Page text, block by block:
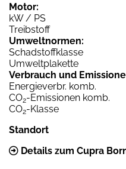
Motor:
kW / PS
Treibstoff
Umweltnormen:
Schadstoffklasse
Umweltplakette
Verbrauch und
Energieverbr. komb.
CO2-Emissionen komb.
CO2-Klasse
Standort
Details zum Cupra